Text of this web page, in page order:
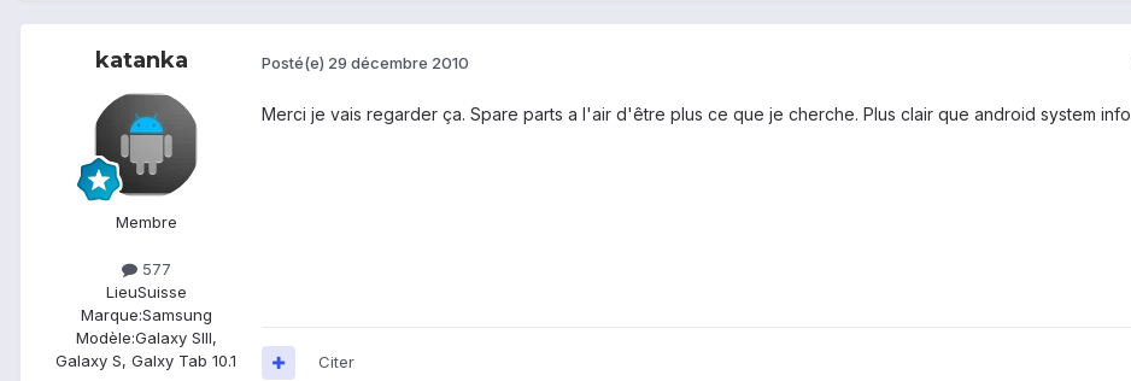
katanka
Membre
577
LieuSuisse
Marque:Samsung
Modèle:Galaxy SIII,
Galaxy S, Galxy Tab 10.1
Posté(e) 29 décembre 2010
Merci je vais regarder ça. Spare parts a l'air d'être plus ce que je cherche. Plus clair que android system info
Citer